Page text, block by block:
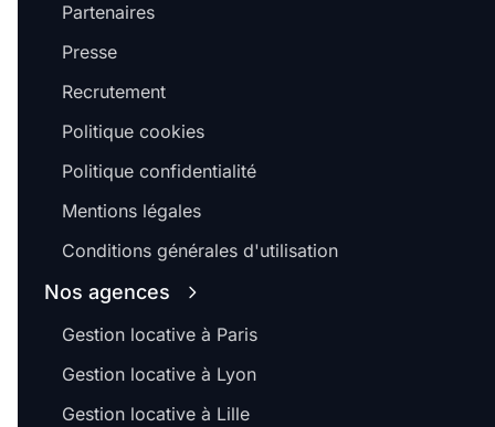
Partenaires
Presse
Recrutement
Politique cookies
Politique confidentialité
Mentions légales
Conditions générales d'utilisation
Nos agences
Gestion locative à Paris
Gestion locative à Lyon
Gestion locative à Lille